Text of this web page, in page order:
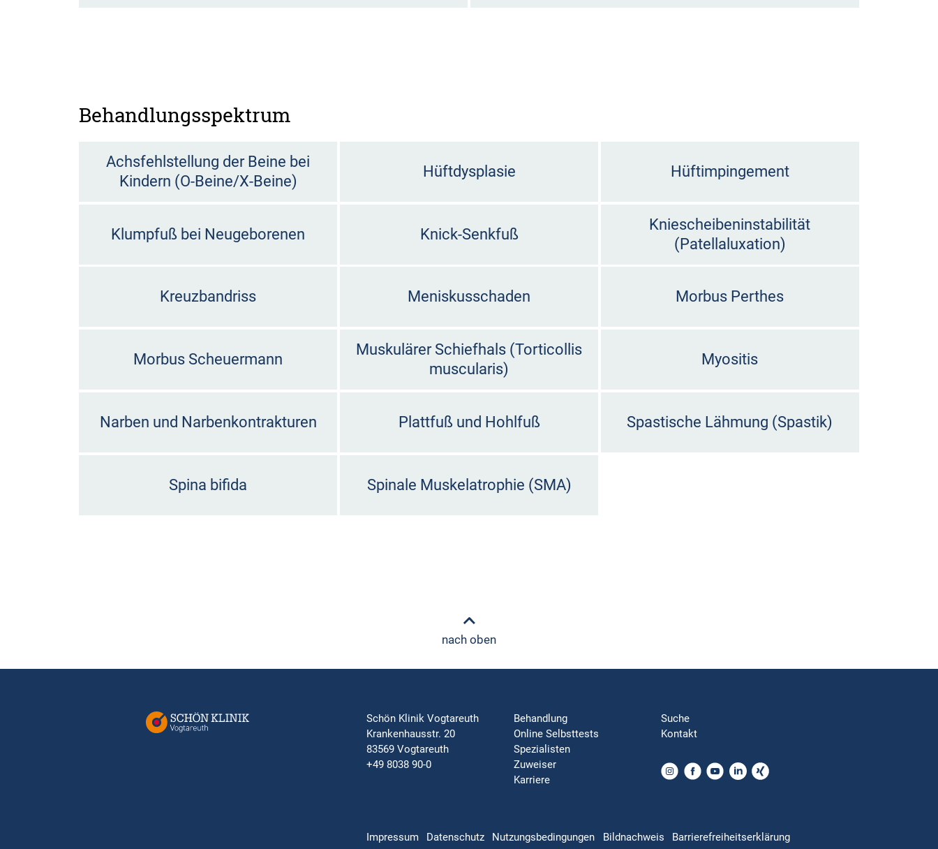
Behandlungsspektrum
Achsfehlstellung der Beine bei
Kindern (O-Beine/X-Beine)
Hüftdysplasie Hüftimpingement
Klumpfuß bei Neugeborenen Knick-Senkfuß
Kniescheibeninstabilität
(Patellaluxation)
Kreuzbandriss Meniskusschaden Morbus Perthes
Morbus Scheuermann
Muskulärer Schiefhals (Torticollis
muscularis)
Myositis
Narben und Narbenkontrakturen Plattfuß und Hohlfuß Spastische Lähmung (Spastik)
Spina bifida Spinale Muskelatrophie (SMA)
nach oben
Schön Klinik Vogtareuth
Krankenhausstr. 20
83569 Vogtareuth
+49 8038 90-0
Behandlung
Online Selbsttests
Spezialisten
Zuweiser
Karriere
Suche
Kontakt
Impressum Datenschutz Nutzungsbedingungen Bildnachweis Barrierefreiheitserklärung